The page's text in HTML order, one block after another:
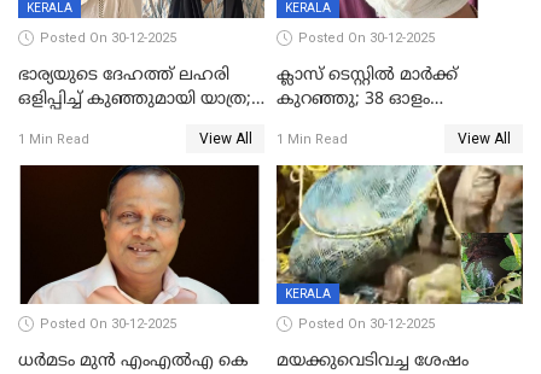
KERALA
Posted On 30-12-2025
ഭാര്യയുടെ ദേഹത്ത് ലഹരി
ഒളിപ്പിച്ച് കുഞ്ഞുമായി യാത്ര;
പിടികൂടി പൊലീസ്
1 Min Read View All
KERALA
Posted On 30-12-2025
ക്ലാസ് ടെസ്റ്റിൽ മാർക്ക്
കുറഞ്ഞു; 38 ഓളം
സെന്ററിലെ അധ്യാപകന്‍
മർദിച്ചതായി പരാതി
1 Min Read View All
Posted On 30-12-2025
ധർമടം മുൻ എംഎല്‍എ കെ
KERALA
Posted On 30-12-2025
മയക്കുവെടിവച്ച ശേഷം